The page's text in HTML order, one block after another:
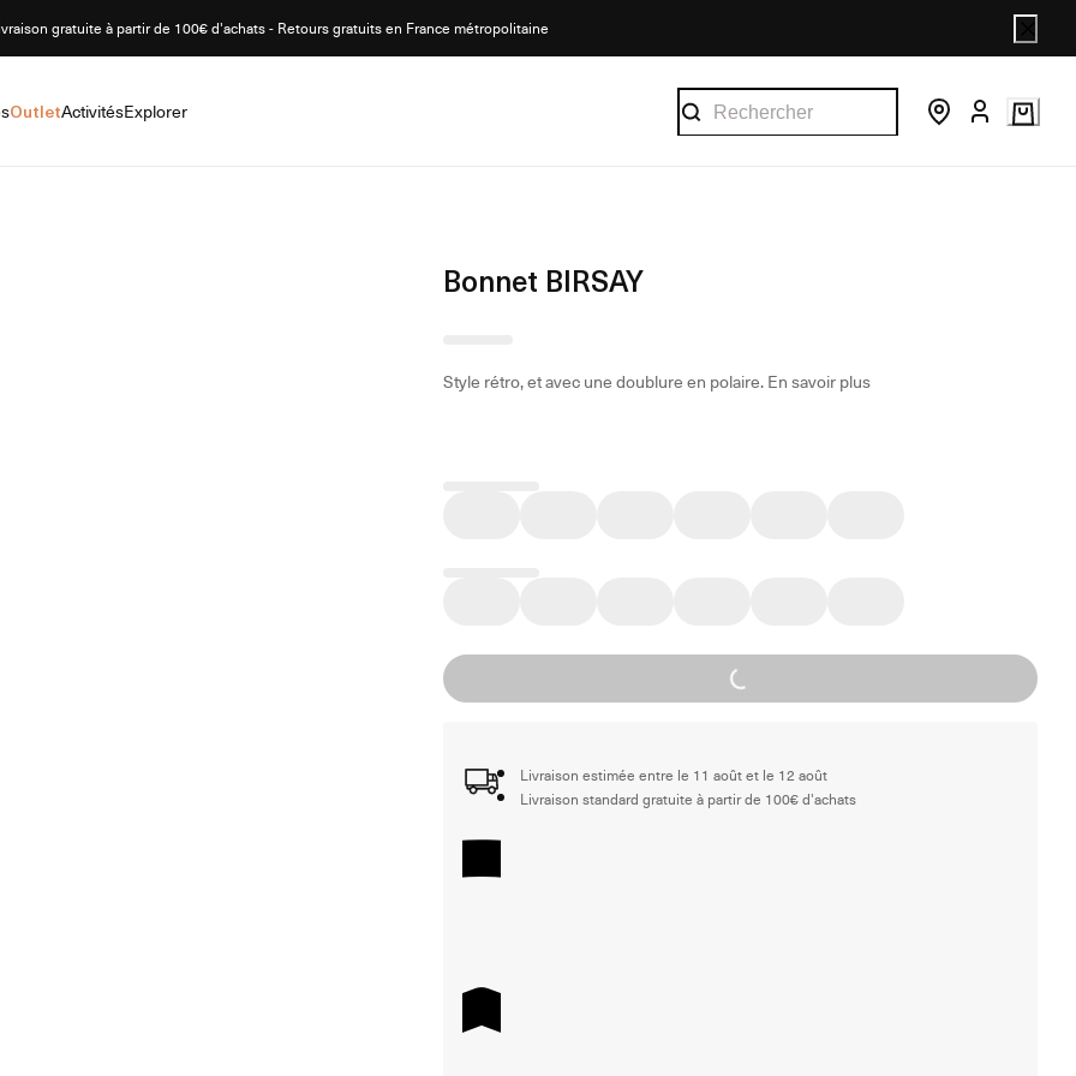
gratuite à partir de 100€ d'achats - Retours gratuits en France métropolitaine
OutletActivitésExplorer
Bonnet BIRSAY
Style rétro, et avec une doublure en polaire.En savoir plus
Loading...
Livraison estimée entre le 11 août et le 12 août
Livraison standard gratuite à partir de 100€ d'achats